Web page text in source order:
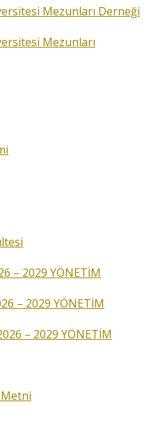
Mezunları Derneği
Mezunları
– 2029 YÖNETİM
– 2029 YÖNETİM
– 2029 YÖNETİM